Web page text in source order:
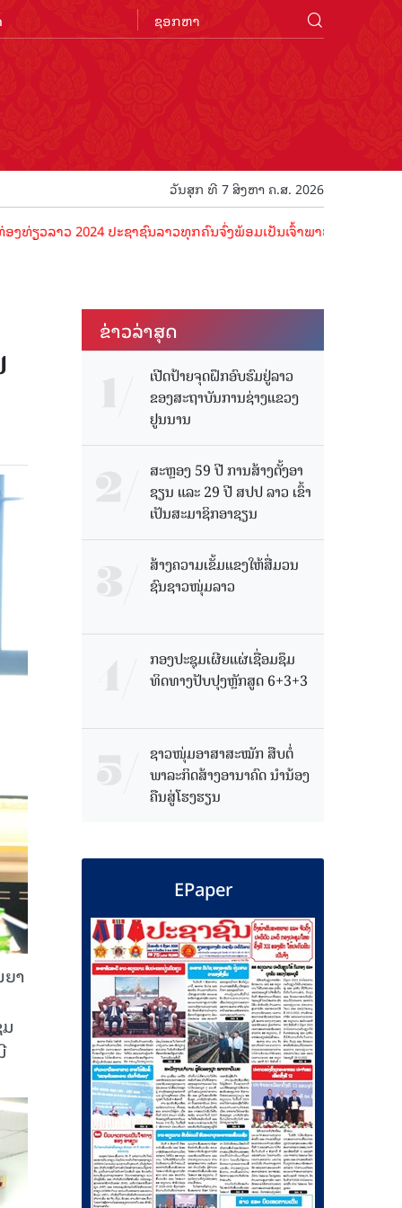
ວັນສຸກ ທີ 7 ສິງຫາ ຄ.ສ. 2026
2024 ປະຊາຊົນລາວທຸກຄົນຈົ່ງພ້ອມເປັນເຈົ້າພາບທີ່ດີ ຕ້ອນຮັບນັກທ່ອງ
າ
ຂ່າວ​ລ່າ​ສຸດ
ເປີດປ້າຍຈຸດຝຶກອົບຮົມຢູ່ລາວ
ຂອງສະຖາບັນການຊ່າງແຂວງ
ຢູນນານ
ສະຫຼອງ 59 ປີ ການສ້າງຕັ້ງອາ
ຊຽນ ແລະ 29 ປີ ສປປ ລາວ ເຂົ້າ
ເປັນສະມາຊິກອາຊຽນ
ສ້າງຄວາມເຂັ້ມແຂງໃຫ້ສື່ມວນ
ຊົນຊາວໜຸ່ມລາວ
ກອງປະຊຸມເຜີຍແຜ່ເຊື່ອມຊຶມ
ທິດທາງປັບປຸງຫຼັກສູດ 6+3+3
ຊາວໜຸ່ມອາສາສະໝັກ ສືບຕໍ່
ພາລະກິດສ້າງອານາຄົດ ນໍານ້ອງ
ຄືນສູ່ໂຮງຮຽນ
EPaper